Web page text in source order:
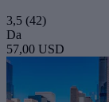
3,5 (42)
Da
57,00 USD